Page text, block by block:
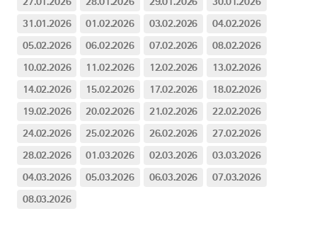
31.01.2026
01.02.2026 03.02.2026
04.02.2026
05.02.2026
06.02.2026 07.02.2026
08.02.2026
10.02.2026
11.02.2026 12.02.2026
13.02.2026
14.02.2026
15.02.2026 17.02.2026
18.02.2026
19.02.2026
20.02.2026 21.02.2026
22.02.2026
24.02.2026
25.02.2026 26.02.2026
27.02.2026
28.02.2026
01.03.2026 02.03.2026
03.03.2026
04.03.2026
05.03.2026 06.03.2026
07.03.2026
08.03.2026